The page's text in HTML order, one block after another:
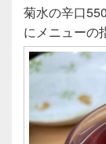
菊水の辛口
にメニューの